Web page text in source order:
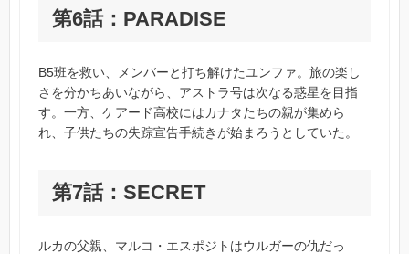
第6話：PARADISE
B5班を救い、メンバーと打ち解けたユンファ。旅の楽し
さを分かちあいながら、アストラ号は次なる惑星を目指
す。一方、ケアード高校にはカナタたちの親が集めら
れ、子供たちの失踪宣告手続きが始まろうとしていた。
第7話：SECRET
ルカの父親、マルコ・エスポジトはウルガーの仇だっ